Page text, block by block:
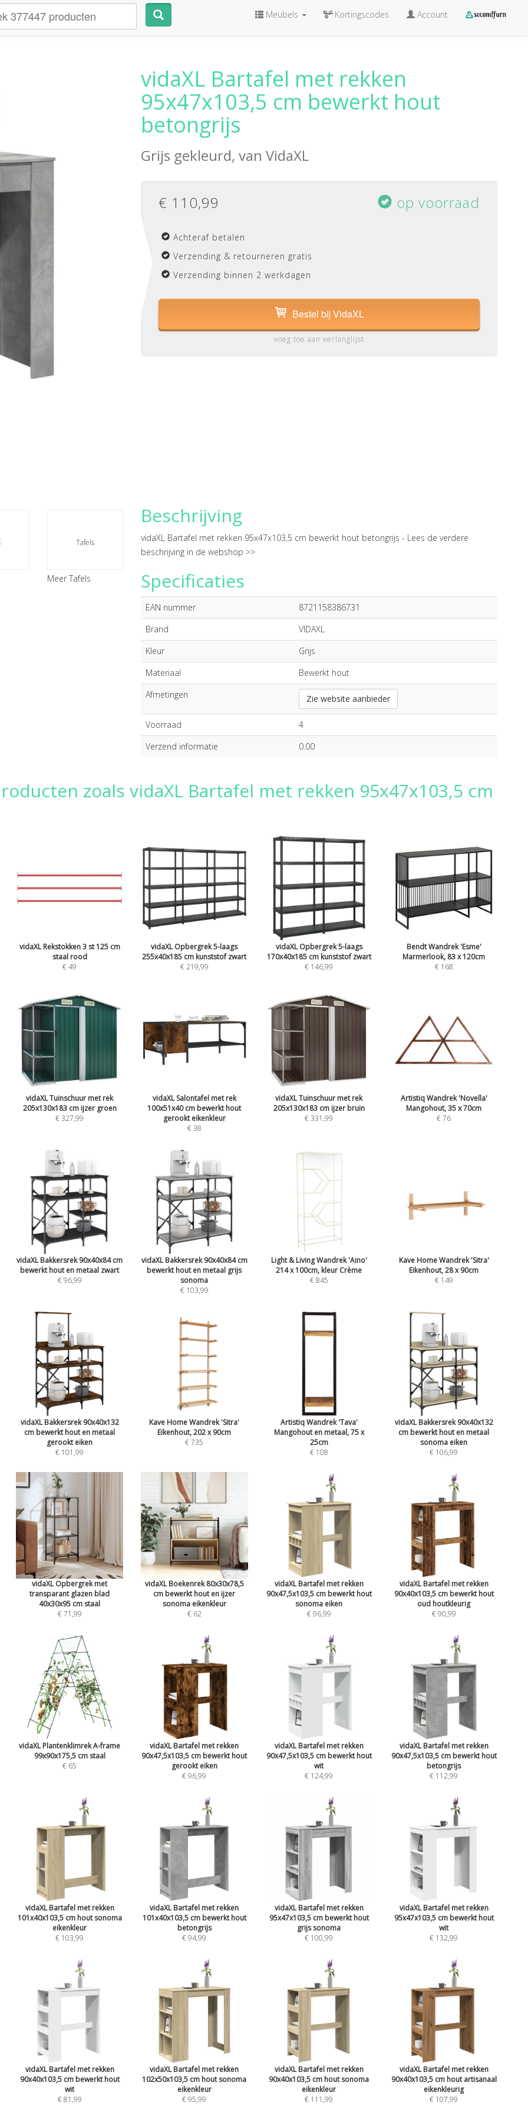
Meubels Kortingscodes Account
vidaXL Bartafel met rekken
95x47x103,5 cm bewerkt hout
betongrijs
Grijs gekleurd, van VidaXL
€ 110,99 op voorraad
Achteraf betalen
Verzending & retourneren gratis
Verzending binnen 2 werkdagen
Bestel bij VidaXL
voeg toe aan verlanglijst
Tafels
Meer Tafels
Beschrijving
vidaXL Bartafel met rekken 95x47x103,5 cm bewerkt hout betongrijs - Lees de verdere
beschrijving in de webshop >>
Specificaties
EAN nummer
8721158386731
Brand
VIDAXL
Kleur
Grijs
Materiaal
Bewerkt hout
Afmetingen
Zie website aanbieder
Voorraad
4
Verzend informatie
0.00
zoals vidaXL Bartafel met rekken 95x47x103,5 cm
vidaXL Rekstokken 3 st 125 cm
staal rood
€ 49
vidaXL Opbergrek 5-laags
255x40x185 cm kunststof zwart
€ 219,99
vidaXL Opbergrek 5-laags
170x40x185 cm kunststof zwart
€ 146,99
Bendt Wandrek 'Esme'
Marmerlook, 83 x 120cm
€ 168
vidaXL Tuinschuur met rek
205x130x183 cm ijzer groen
€ 327,99
vidaXL Salontafel met rek
100x51x40 cm bewerkt hout
gerookt eikenkleur
€ 38
vidaXL Tuinschuur met rek
205x130x183 cm ijzer bruin
€ 331,99
Artistiq Wandrek 'Novella'
Mangohout, 35 x 70cm
€ 76
vidaXL Bakkersrek 90x40x84 cm
bewerkt hout en metaal zwart
€ 96,99
vidaXL Bakkersrek 90x40x84 cm
bewerkt hout en metaal grijs
sonoma
€ 103,99
Light & Living Wandrek 'Aino'
214 x 100cm, kleur Crème
€ 845
Kave Home Wandrek 'Sitra'
Eikenhout, 28 x 90cm
€ 149
vidaXL Bakkersrek 90x40x132
cm bewerkt hout en metaal
gerookt eiken
€ 101,99
Kave Home Wandrek 'Sitra'
Eikenhout, 202 x 90cm
€ 735
Artistiq Wandrek 'Tava'
Mangohout en metaal, 75 x
25cm
€ 108
vidaXL Bakkersrek 90x40x132
cm bewerkt hout en metaal
sonoma eiken
€ 106,99
vidaXL Opbergrek met
transparant glazen blad
40x30x95 cm staal
€ 71,99
vidaXL Boekenrek 80x30x78,5
cm bewerkt hout en ijzer
sonoma eikenkleur
€ 62
vidaXL Bartafel met rekken
90x47,5x103,5 cm bewerkt hout
sonoma eiken
€ 96,99
vidaXL Bartafel met rekken
90x40x103,5 cm bewerkt hout
oud houtkleurig
€ 90,99
vidaXL Plantenklimrek A-frame
99x90x175,5 cm staal
€ 65
vidaXL Bartafel met rekken
90x47,5x103,5 cm bewerkt hout
gerookt eiken
€ 96,99
vidaXL Bartafel met rekken
90x47,5x103,5 cm bewerkt hout
wit
€ 124,99
vidaXL Bartafel met rekken
90x47,5x103,5 cm bewerkt hout
betongrijs
€ 112,99
vidaXL Bartafel met rekken
101x40x103,5 cm hout sonoma
eikenkleur
€ 103,99
vidaXL Bartafel met rekken
101x40x103,5 cm bewerkt hout
betongrijs
€ 94,99
vidaXL Bartafel met rekken
95x47x103,5 cm bewerkt hout
grijs sonoma
€ 100,99
vidaXL Bartafel met rekken
95x47x103,5 cm bewerkt hout
wit
€ 132,99
vidaXL Bartafel met rekken
90x40x103,5 cm bewerkt hout
wit
€ 81,99
vidaXL Bartafel met rekken
102x50x103,5 cm hout sonoma
eikenkleur
€ 95,99
vidaXL Bartafel met rekken
90x40x103,5 cm hout sonoma
eikenkleur
€ 111,99
vidaXL Bartafel met rekken
90x40x103,5 cm hout artisanaal
eikenkleurig
€ 107,99